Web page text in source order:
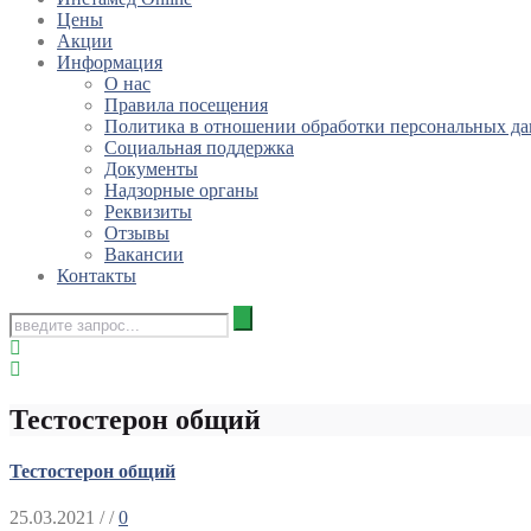
Цены
Акции
Информация
О нас
Правила посещения
Политика в отношении обработки персональных
Социальная поддержка
Документы
Надзорные органы
Реквизиты
Отзывы
Вакансии
Контакты
Тестостерон общий
Тестостерон общий
25.03.2021 / /0